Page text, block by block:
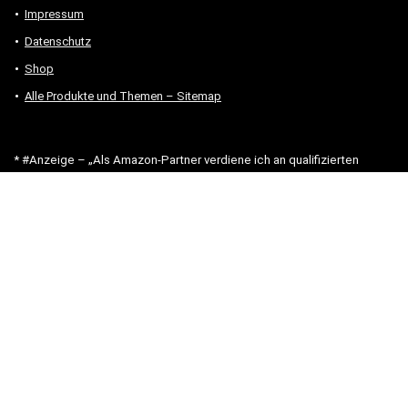
Impressum
Datenschutz
Shop
Alle Produkte und Themen – Sitemap
* #Anzeige – „Als Amazon-Partner verdiene ich an qualifizierten